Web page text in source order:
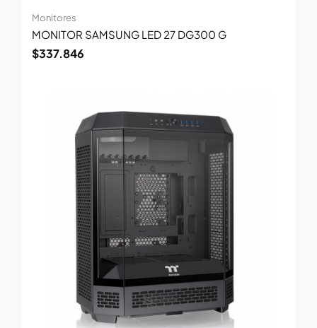
Monitores
MONITOR SAMSUNG LED 27 DG300 G
$337.846